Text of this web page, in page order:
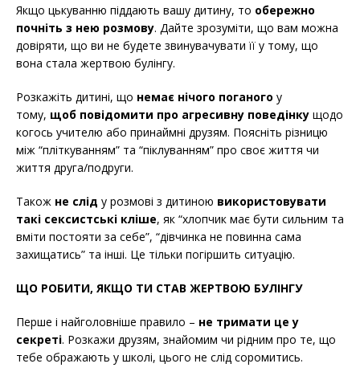
Якщо цькуванню піддають вашу дитину, то обережно
почніть з нею розмову. Дайте зрозуміти, що вам можна
довіряти, що ви не будете звинувачувати її у тому, що
вона стала жертвою булінгу.
Розкажіть дитині, що немає нічого поганого у
тому, щоб повідомити про агресивну поведінку щодо
когось учителю або принаймні друзям. Поясніть різницю
між “пліткуванням” та “піклуванням” про своє життя чи
життя друга/подруги.
Також не слід у розмові з дитиною використовувати
такі сексистські кліше, як “хлопчик має бути сильним та
вміти постояти за себе”, “дівчинка не повинна сама
захищатись” та інші. Це тільки погіршить ситуацію.
ЩО РОБИТИ, ЯКЩО ТИ СТАВ ЖЕРТВОЮ БУЛІНГУ
Перше і найголовніше правило – не тримати це у
секреті. Розкажи друзям, знайомим чи рідним про те, що
тебе ображають у школі, цього не слід соромитись.